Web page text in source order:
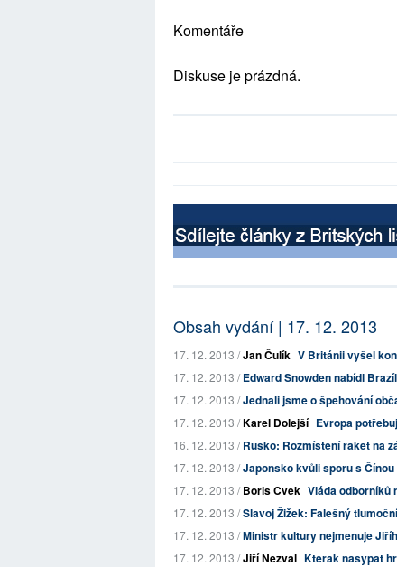
Komentáře
Diskuse je prázdná.
Obsah vydání | 17. 12. 2013
17. 12. 2013 /Jan Čulík V Británii vyšel
17. 12. 2013 /Edward Snowden nabídl
17. 12. 2013 /Jednali jsme o špehování
17. 12. 2013 /Karel Dolejší Evropa
16. 12. 2013 /Rusko: Rozmístění raket na
17. 12. 2013 /Japonsko kvůli sporu s
17. 12. 2013 /Boris Cvek Vláda odborníků
17. 12. 2013 /Slavoj Žižek: Falešný
17. 12. 2013 /Ministr kultury nejmenuje
17. 12. 2013 /Jiří Nezval Kterak nasypat